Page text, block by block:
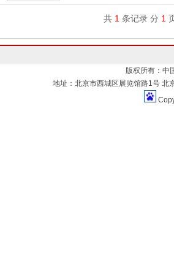
共 1 条记录 分 1
版权所有：中
地址：北京市西城区展览馆路1号